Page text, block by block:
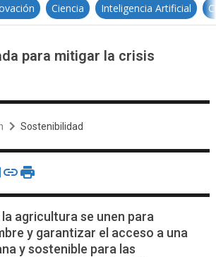
Ciencia Inteligencia Artificial
para mitigar la crisis
Sostenibilidad
agricultura se unen para
y garantizar el acceso a una
y sostenible para las